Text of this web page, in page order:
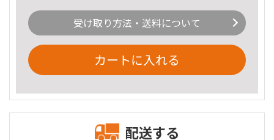
受け取り方法・送料について
カートに入れる
配送する